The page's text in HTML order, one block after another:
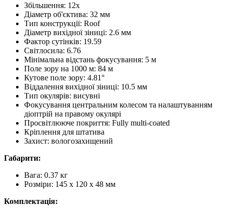
Збільшення: 12x
Діаметр об'єктива: 32 мм
Тип конструкції: Roof
Діаметр вихідної зіниці: 2.6 мм
Фактор сутінків: 19.59
Світлосила: 6.76
Мінімальна відстань фокусування: 5 м
Поле зору на 1000 м: 84 м
Кутове поле зору: 4.81°
Віддалення вихідної зіниці: 10.5 мм
Тип окулярів: висувні
Фокусування центральним колесом та налаштуванням
діоптрій на правому окулярі
Просвітлююче покриття: Fully multi-coated
Кріплення для штатива
Захист: вологозахищений
Габарити:
Вага: 0.37 кг
Розміри: 145 x 120 x 48 мм
Комплектація: